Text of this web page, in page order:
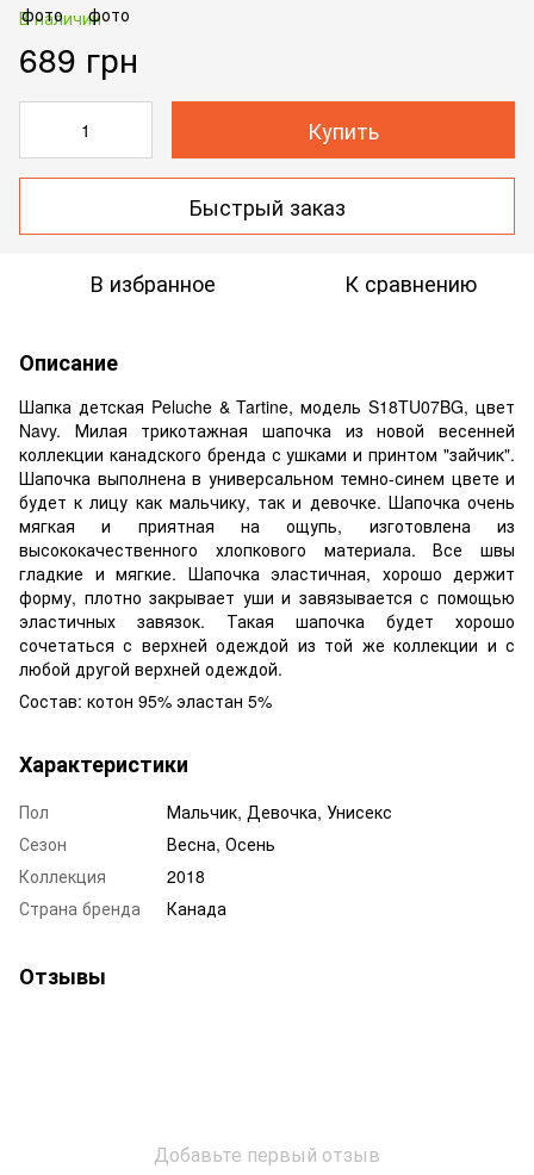
В наличии
689 грн
Купить
Быстрый заказ
В избранное К сравнению
Описание
Шапка детская Peluche & Tartine, модель S18TU07BG, цвет
Navy. Милая трикотажная шапочка из новой весенней
коллекции канадского бренда с ушками и принтом "зайчик".
Шапочка выполнена в универсальном темно-синем цвете и
будет к лицу как мальчику, так и девочке. Шапочка очень
мягкая и приятная на ощупь, изготовлена из
высококачественного хлопкового материала. Все швы
гладкие и мягкие. Шапочка эластичная, хорошо держит
форму, плотно закрывает уши и завязывается с помощью
эластичных завязок. Такая шапочка будет хорошо
сочетаться с верхней одеждой из той же коллекции и с
любой другой верхней одеждой.
Состав: котон 95% эластан 5%
Характеристики
Пол
Мальчик, Девочка, Унисекс
Сезон
Весна, Осень
Коллекция
2018
Страна бренда
Канада
Отзывы
Добавьте первый отзыв